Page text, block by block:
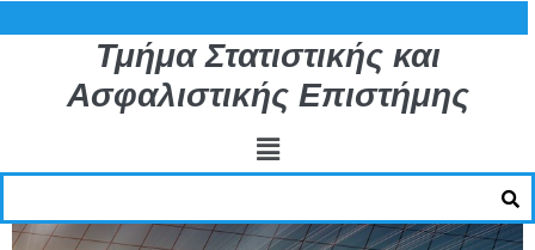
Τμήμα Στατιστικής και
Ασφαλιστικής Επιστήμης